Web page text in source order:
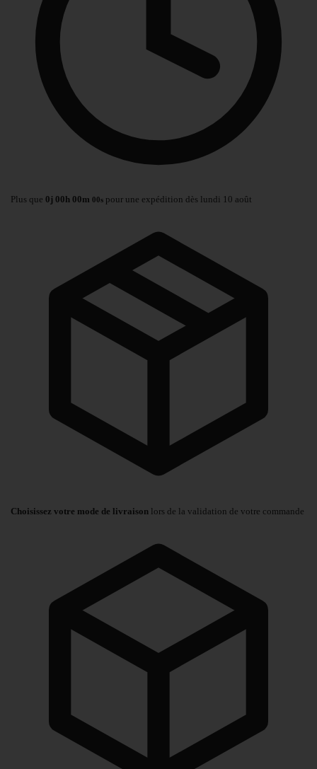
Plus que 0j 00h 00m 00s pour une expédition dès lundi 10 août
Choisissez votre mode de livraison lors de la validation de votre commande